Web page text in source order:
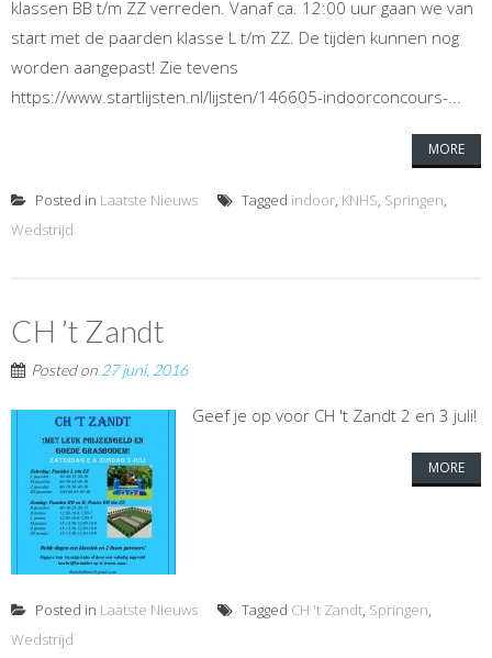
klassen BB t/m ZZ verreden. Vanaf ca. 12:00 uur gaan we van
start met de paarden klasse L t/m ZZ. De tijden kunnen nog
worden aangepast! Zie tevens
https://www.startlijsten.nl/lijsten/146605-indoorconcours-...
MORE
Posted in Laatste Nieuws Tagged indoor, KNHS, Springen,
Wedstrijd
CH ’t Zandt
Posted on 27 juni, 2016
Geef je op voor CH 't Zandt 2 en 3 juli!
MORE
Posted in Laatste Nieuws Tagged CH 't Zandt, Springen,
Wedstrijd